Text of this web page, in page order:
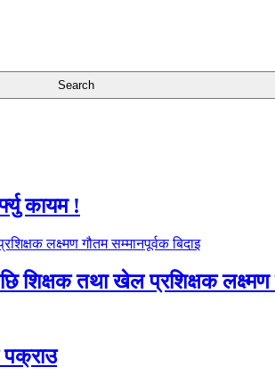
कायम !
शिक्षक तथा खेल प्रशिक्षक लक्ष्मण
पक्राउ